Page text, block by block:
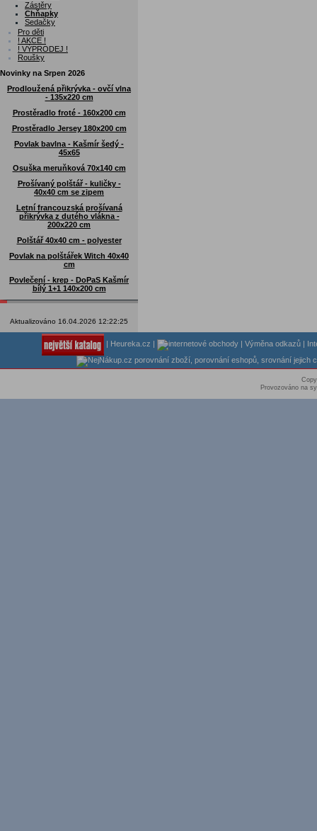
Zástěry
Chňapky
Sedačky
Pro děti
! AKCE !
! VÝPRODEJ !
Roušky
Novinky na Srpen 2026
Prodloužená přikrývka - ovčí vlna
- 135x220 cm
Prostěradlo froté - 160x200 cm
Prostěradlo Jersey 180x200 cm
Povlak bavlna - Kašmír šedý -
45x65
Osuška meruňková 70x140 cm
Prošívaný polštář - kuličky -
40x40 cm se zipem
Letní francouzská prošívaná
přikrývka z dutého vlákna -
200x220 cm
Polštář 40x40 cm - polyester
Povlak na polštářek Witch 40x40
cm
Povlečení - krep - DoPaS Kašmír
bílý 1+1 140x200 cm
Aktualizováno 16.04.2026 12:22:25
Heureka.cz Výměna odkazů
Provozováno na